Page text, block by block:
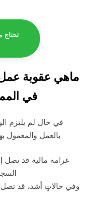
تحتاج
ماهي عقوبة
في
في حال لم يلتزم
بالعمل والمعمول
غرامة مالية قد تصل إلى 50 ألف ريال
وفي حالاتٍ أشد، قد تصل